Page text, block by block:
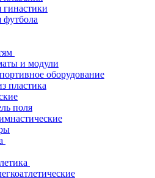
гинастики
футбола
и модули
оборудование
пластика
поля